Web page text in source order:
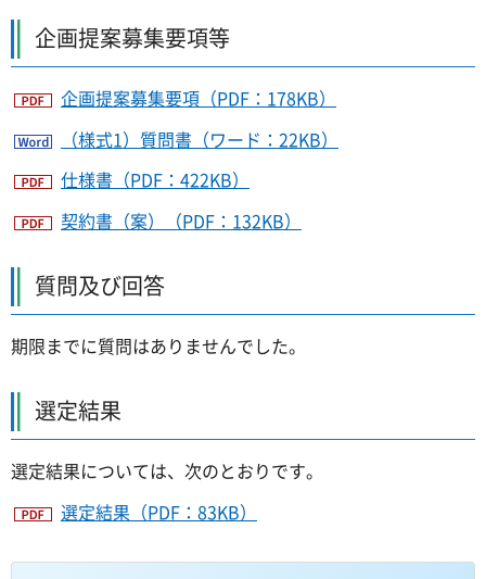
企画提案募集要項等
企画提案募集要項（PDF：178KB）
（様式1）質問書（ワード：22KB）
仕様書（PDF：422KB）
契約書（案）（PDF：132KB）
質問及び回答
期限までに質問はありませんでした。
選定結果
選定結果については、次のとおりです。
選定結果（PDF：83KB）